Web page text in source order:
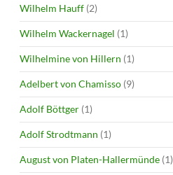
Wilhelm Hauff (2)
Wilhelm Wackernagel (1)
Wilhelmine von Hillern (1)
Adelbert von Chamisso (9)
Adolf Böttger (1)
Adolf Strodtmann (1)
August von Platen-Hallermünde (1)